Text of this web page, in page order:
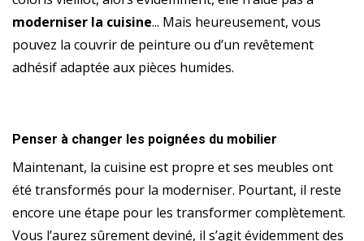
moderniser la cuisine... Mais heureusement, vous
pouvez la couvrir de peinture ou d’un revêtement
adhésif adaptée aux pièces humides.
Penser à changer les poignées du mobilier
Maintenant, la cuisine est propre et ses meubles ont
été transformés pour la moderniser. Pourtant, il reste
encore une étape pour les transformer complètement.
Vous l’aurez sûrement deviné, il s’agit évidemment des